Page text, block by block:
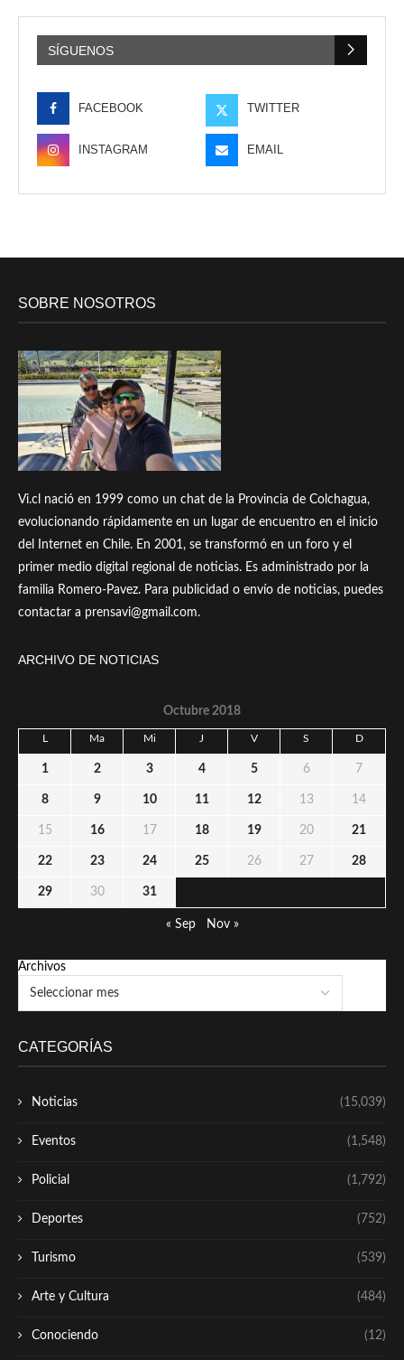
SÍGUENOS
FACEBOOK TWITTER
INSTAGRAM EMAIL
SOBRE NOSOTROS
Vi.cl nació en 1999 como un chat de la Provincia de Colchagua,
evolucionando rápidamente en un lugar de encuentro en el inicio
del Internet en Chile. En 2001, se transformó en un foro y el
primer medio digital regional de noticias. Es administrado por la
familia Romero-Pavez. Para publicidad o envío de noticias, puedes
contactar a prensavi@gmail.com.
ARCHIVO DE NOTICIAS
Octubre 2018
L Ma Mi J V S D
1 2 3 4 5 6 7
8 9 10 11 12 13 14
15 16 17 18 19 20 21
22 23 24 25 26 27 28
29 30 31
« Sep Nov »
Archivos
CATEGORÍAS
Noticias (15,039)
Eventos (1,548)
Policial (1,792)
Deportes (752)
Turismo (539)
Arte y Cultura (484)
Conociendo (12)